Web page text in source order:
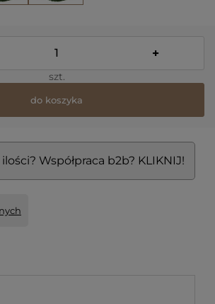
+
szt.
do koszyka
Współpraca b2b? KLIKNIJ!